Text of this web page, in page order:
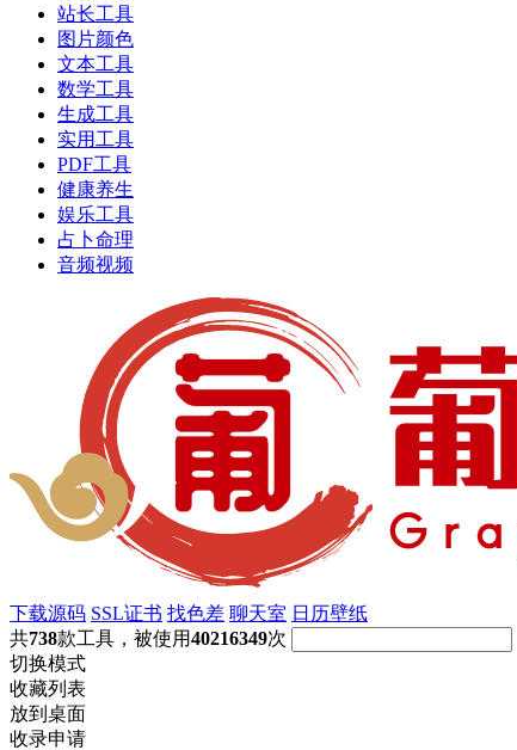
站长工具
图片颜色
文本工具
数学工具
生成工具
实用工具
PDF工具
健康养生
娱乐工具
占卜命理
音频视频
下载源码 SSL证书 找色差 聊天室 日历壁纸
共738款工具，被使用40216349次
切换模式
收藏列表
放到桌面
收录申请